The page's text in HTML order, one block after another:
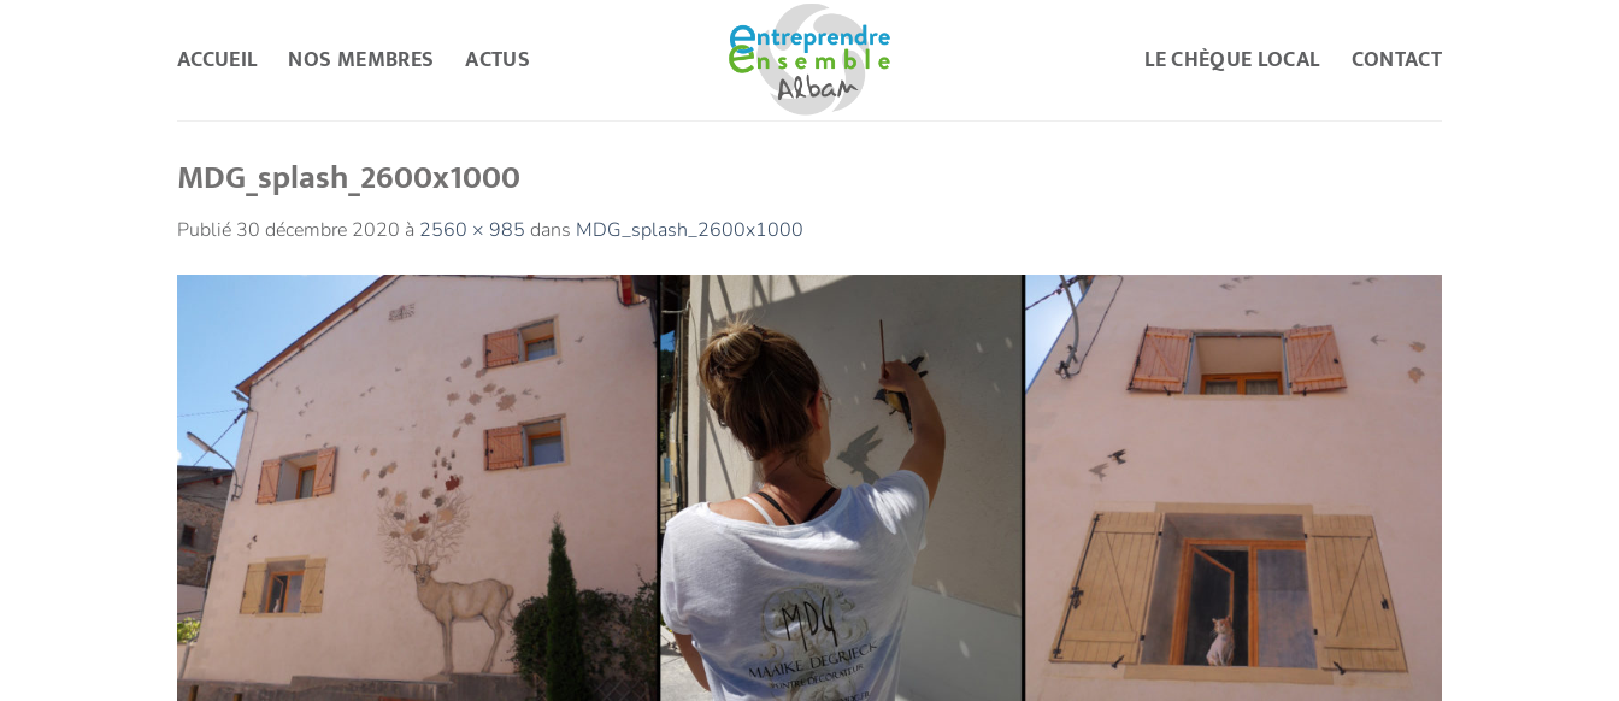
ACCUEIL NOS MEMBRES ACTUS LE CHÈQUE LOCAL CONTACT
MDG_splash_2600x1000
Publié 30 décembre 2020 à 2560 × 985 dans MDG_splash_2600x1000